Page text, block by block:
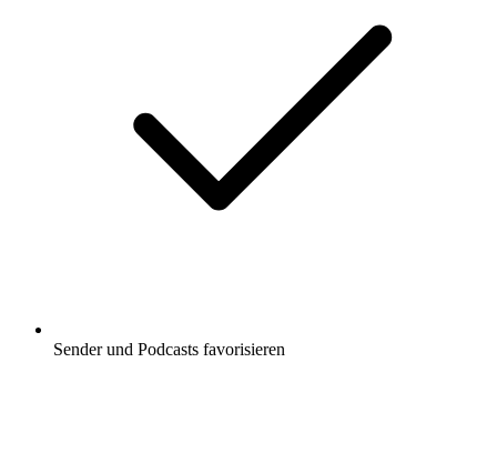
Sender und Podcasts favorisieren